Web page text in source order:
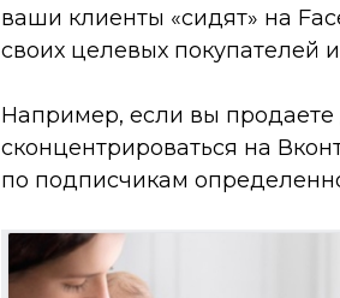
ваши клиенты «сидят» на
своих целевых покупателей
Например, если вы
сконцентрироваться на
по подписчикам